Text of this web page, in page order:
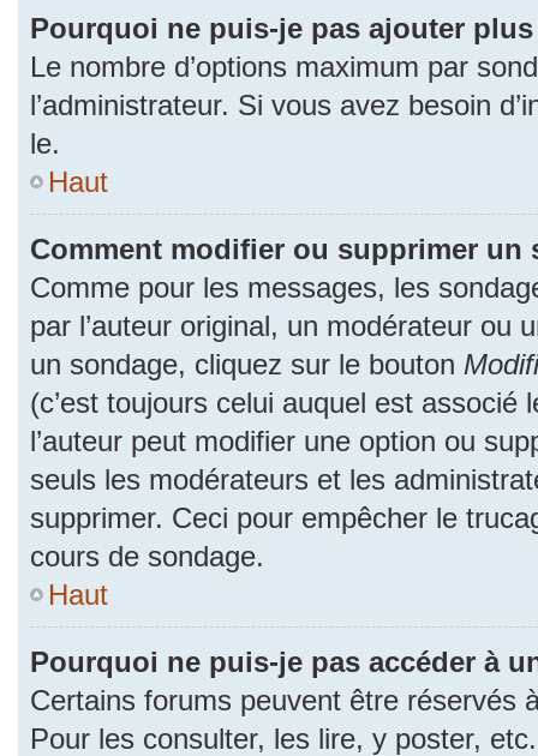
Pourquoi ne puis-je pas ajouter
Le nombre d’options maximum par
l’administrateur. Si vous avez besoin
le.
Haut
Comment modifier ou supprimer un
Comme pour les messages, les
par l’auteur original, un modérateur ou
un sondage, cliquez sur le bouton
(c’est toujours celui auquel est associé
l’auteur peut modifier une option ou
seuls les modérateurs et les
supprimer. Ceci pour empêcher le
cours de sondage.
Haut
Pourquoi ne puis-je pas accéder à
Certains forums peuvent être réservés
Pour les consulter, les lire, y poster,